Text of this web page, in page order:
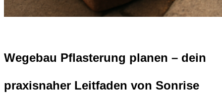
Wegebau Pflasterung planen – dein
praxisnaher Leitfaden von Sonrise